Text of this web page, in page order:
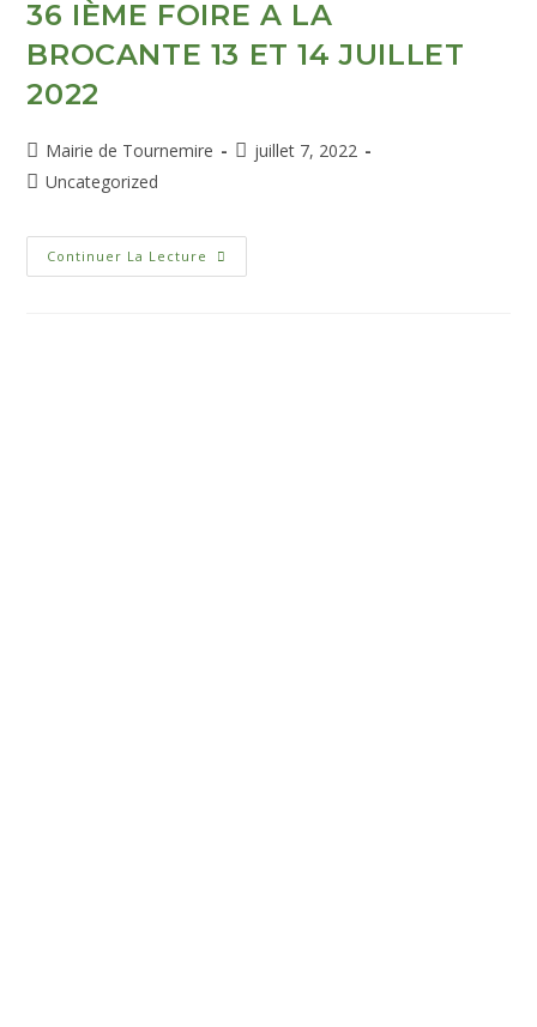
36 IÈME FOIRE A LA
BROCANTE 13 ET 14 JUILLET
2022
Mairie de Tournemire
juillet 7, 2022
Uncategorized
Continuer La Lecture